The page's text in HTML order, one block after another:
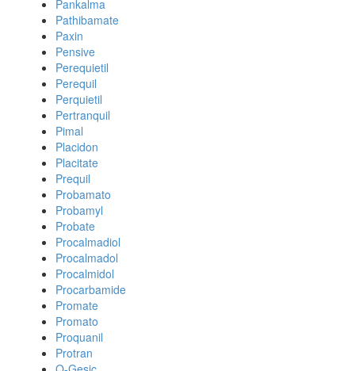
Pankalma
Pathibamate
Paxin
Pensive
Perequietil
Perequil
Perquietil
Pertranquil
Pimal
Placidon
Placitate
Prequil
Probamato
Probamyl
Probate
Procalmadiol
Procalmadol
Procalmidol
Procarbamide
Promate
Promato
Proquanil
Protran